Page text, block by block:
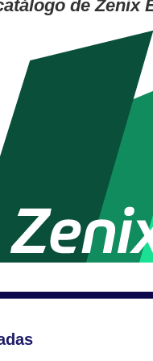
de Zenix